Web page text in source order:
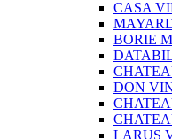
CASA
BORIE
DON
LARUS